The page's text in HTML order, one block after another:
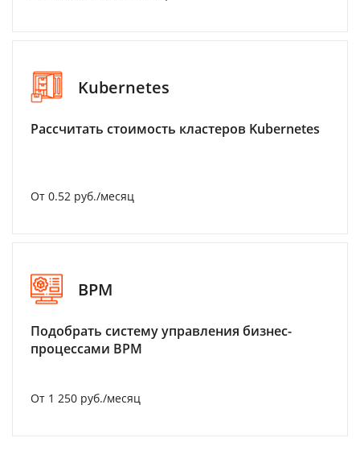
Kubernetes
Рассчитать стоимость кластеров Kubernetes
От 0.52 руб./месяц
BPM
Подобрать систему управления бизнес-
процессами BPM
От 1 250 руб./месяц